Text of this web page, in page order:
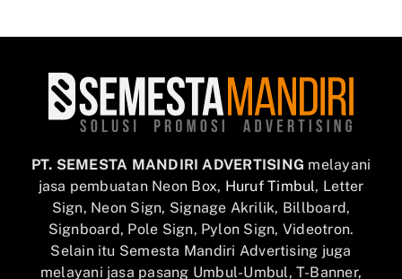
PT. SEMESTA MANDIRI ADVERTISING melayani
jasa pembuatan Neon Box, Huruf Timbul, Letter
Sign, Neon Sign, Signage Akrilik, Billboard,
Signboard, Pole Sign, Pylon Sign, Videotron.
Selain itu Semesta Mandiri Advertising juga
melayani jasa pasang Umbul-Umbul, T-Banner,